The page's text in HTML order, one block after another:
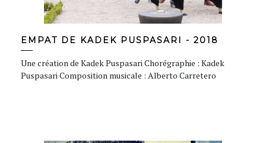
EMPAT DE KADEK PUSPASARI - 2018
Une création de Kadek Puspasari Chorégraphie : Kadek
Puspasari Composition musicale : Alberto Carretero